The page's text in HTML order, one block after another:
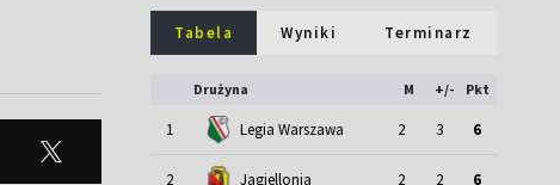
Tabela Wyniki Terminarz
Drużyna M +/- Pkt
1 Legia Warszawa 2 3 6
2 Jagiellonia 2 2 6